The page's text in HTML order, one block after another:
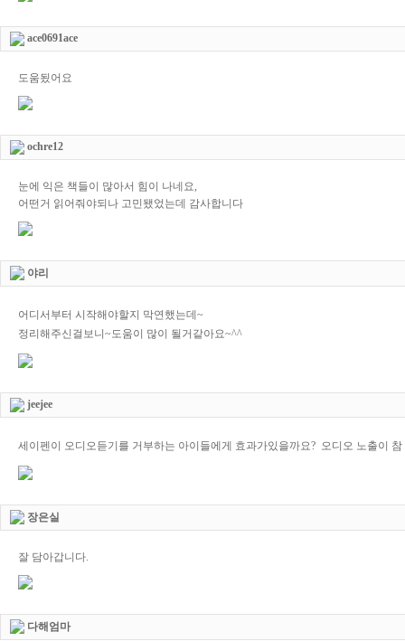
ace0691ace
도움됬어요
ochre12
눈에 익은 책들이 많아서 힘이 나네요,
어떤거 읽어줘야되나 고민됐었는데 감사합니다
야리
어디서부터 시작해야할지 막연했는데~
정리해주신걸보니~도움이 많이 될거같아요~^^
jeejee
세이펜이 오디오듣기를 거부하는 아이들에게 효과가있을까요? 오디오 노출이 참
장은실
잘 담아갑니다.
다해엄마